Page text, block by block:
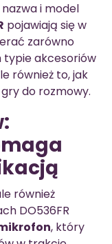
i model
pojawiają się w
zarówno
typie akcesoriów
również to, jak
do rozmowy.
również
DO536FR
, który